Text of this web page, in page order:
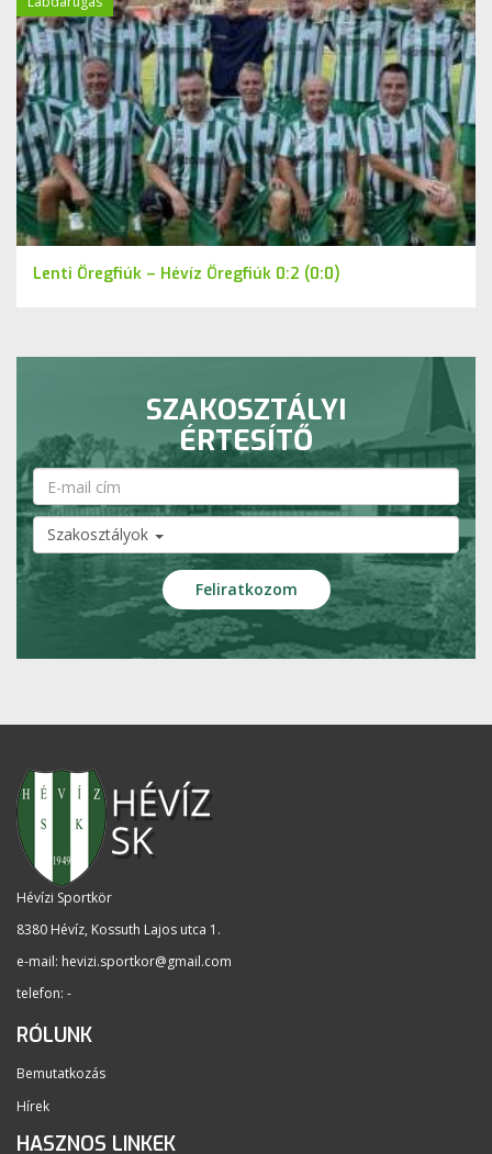
Lenti Öregfiúk – Hévíz Öregfiúk 0:2 (0:0)
SZAKOSZTÁLYI
ÉRTESÍTŐ
Szakosztályok
Hévízi Sportkör
8380 Hévíz, Kossuth Lajos utca 1 .
e-mail: hevizi.sportkor@gmail.com
telefon: -
RÓLUNK
Bemutatkozás
Hírek
HASZNOS LINKEK